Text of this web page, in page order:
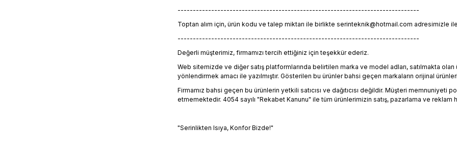
-------------------------------------------------------------------------------
Toptan alım için, ürün kodu ve talep miktarı ile birlikte serinteknik@hotmail.com adresimizle
-------------------------------------------------------------------------------
Değerli müşterimiz, firmamızı tercih ettiğiniz için teşekkür ederiz.
Web sitemizde ve diğer satış platformlarında belirtilen marka ve model adları, satılmakta
yönlendirmek amacı ile yazılmıştır. Gösterilen bu ürünler bahsi geçen markaların orijinal
Firmamız bahsi geçen bu ürünlerin yetkili satıcısı ve dağıtıcısı değildir. Müşteri
etmemektedir. 4054 sayılı "Rekabet Kanunu" ile tüm ürünlerimizin satış, pazarlama ve reklam
"Serinlikten Isıya, Konfor Bizde!"